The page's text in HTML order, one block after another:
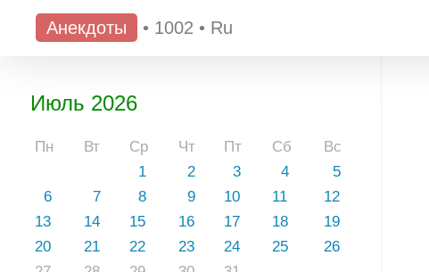
Анекдоты • 1002 • Ru
Июль 2026
Пн Вт Ср Чт Пт Сб
Вс
1
2 3 4
5
6
7 8 9 10 11
12
13
14 15 16 17 18
19
20
21 22 23 24 25
26